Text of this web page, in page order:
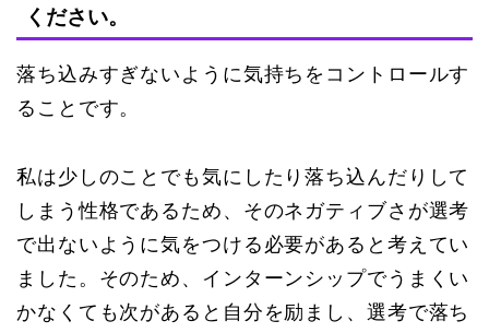
ください。
落ち込みすぎないように気持ちをコントロールす
ることです。
私は少しのことでも気にしたり落ち込んだりして
しまう性格であるため、そのネガティブさが選考
で出ないように気をつける必要があると考えてい
ました。そのため、インターンシップでうまくい
かなくても次があると自分を励まし、選考で落ち